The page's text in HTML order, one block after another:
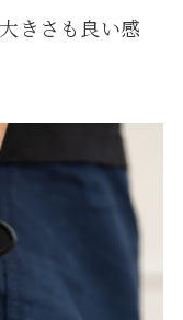
きさも良い感